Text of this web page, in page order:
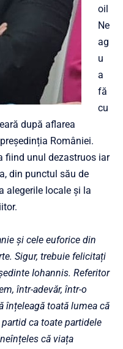
oil
Ne
ag
u
a
fă
cu
după aflarea
României.
fiind unul dezastruos iar
din punctul său de
alegerile locale și la
.
și cele euforice din
Sigur, trebuie felicitați
Iohannis. Referitor
într-adevăr, într-o
înțeleagă toată lumea că
ca toate partidele
că viața